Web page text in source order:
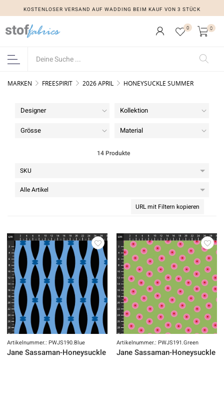
KOSTENLOSER VERSAND AUF WADDING BEIM KAUF VON 3 STÜCK
KOSTENLOSER VERSAND AUF WADDING BEIM KAUF VON 3 STÜCK
0 0
MARKEN FREESPIRIT 2026 APRIL HONEYSUCKLE SUMMER
Designer Kollektion
Grösse Material
14 Produkte
URL mit Filtern kopieren
Artikelnummer.: PWJS190.Blue
Jane Sassaman-Honeysuckle Summer-Digital
Artikelnummer.: PWJS191.Green
Jane Sassaman-Honeysuckle